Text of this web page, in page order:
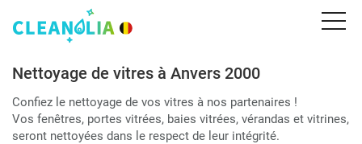
Nettoyage de vitres à Anvers 2000
Confiez le nettoyage de vos vitres à nos partenaires !
Vos fenêtres, portes vitrées, baies vitrées, vérandas et vitrines,
seront nettoyées dans le respect de leur intégrité.